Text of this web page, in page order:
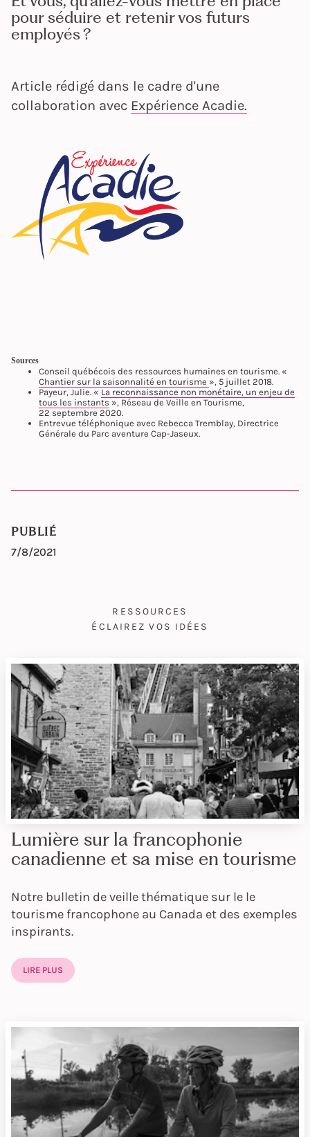
pour séduire et retenir vos futurs
employés ?
Article rédigé dans le cadre d'une
collaboration avec Expérience Acadie.
Sources
Conseil québécois des ressources humaines en tourisme. «
Chantier sur la saisonnalité en tourisme », 5 juillet 2018.
Payeur, Julie. « La reconnaissance non monétaire, un enjeu de
tous les instants », Réseau de Veille en Tourisme,
22 septembre 2020.
Entrevue téléphonique avec Rebecca Tremblay, Directrice
Générale du Parc aventure Cap-Jaseux.
PUBLIÉ
7/8/2021
RESSOURCES
ÉCLAIREZ VOS IDÉES
Lumière sur la francophonie
canadienne et sa mise en tourisme
Notre bulletin de veille thématique sur le le
tourisme francophone au Canada et des exemples
inspirants.
LIRE PLUS